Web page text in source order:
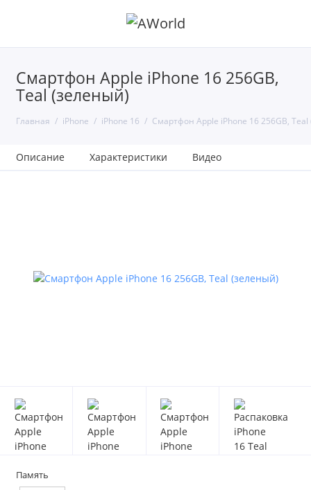
Смартфон Apple iPhone 16 256GB,
Teal (зеленый)
Главная iPhone iPhone 16 Смартфон Apple iPhone 16 256GB,
Описание Характеристики Видео
Память